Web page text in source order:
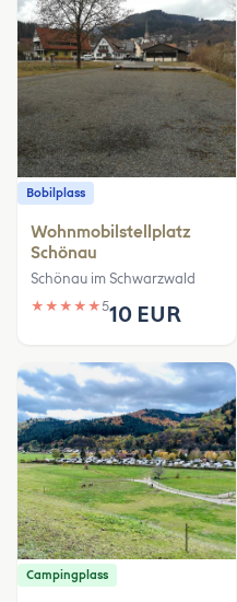
Bobilplass
Wohnmobilstellplatz
Schönau
Schönau im Schwarzwald
★ ★ ★ ★ ★510 EUR
Campingplass